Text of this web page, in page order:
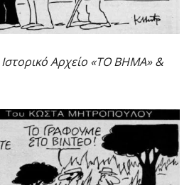
Αρχείο «ΤΟ ΒΗΜΑ» &